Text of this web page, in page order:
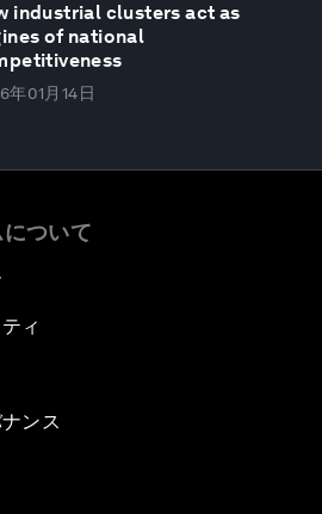
industrial clusters act as
of national
年01月14日
ついて
ィ
ンス